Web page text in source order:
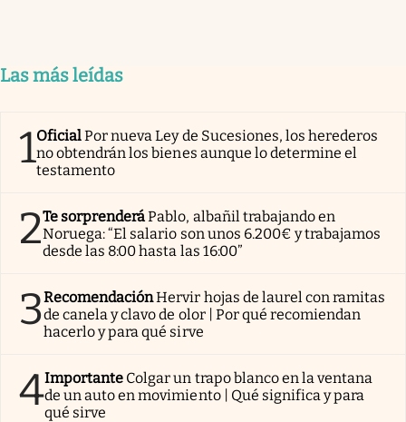
Las más leídas
1OficialPor nueva Ley de Sucesiones, los herederos
no obtendrán los bienes aunque lo determine el
testamento
2Te sorprenderáPablo, albañil trabajando en
Noruega: “El salario son unos 6.200€ y trabajamos
desde las 8:00 hasta las 16:00”
3RecomendaciónHervir hojas de laurel con ramitas
de canela y clavo de olor | Por qué recomiendan
hacerlo y para qué sirve
4Importante Colgar un trapo blanco en la ventana
de un auto en movimiento | Qué significa y para
qué sirve